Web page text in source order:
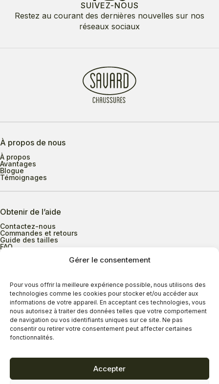
Gérer le consentement
Pour vous offrir la meilleure expérience possible, nous utilisons des
technologies comme les cookies pour stocker et/ou accéder aux
informations de votre appareil. En acceptant ces technologies, vous
nous autorisez à traiter des données telles que votre comportement
de navigation ou vos identifiants uniques sur ce site. Ne pas
consentir ou retirer votre consentement peut affecter certaines
fonctionnalités.
Accepter
SUIVEZ-NOUS
Restez au courant des dernières nouvelles sur nos
réseaux sociaux
À propos de nous
À propos
Avantages
Blogue
Témoignages
Obtenir de l’aide
Contactez-nous
Commandes et retours
Guide des tailles
FAQ
Heures d’ouverture
Lundi au mercredi
9h00 à 17h30
Jeudi
9h00 à 20h00
Vendredi
9h00 à 18h00
Dimanche
11h00 à 16h30